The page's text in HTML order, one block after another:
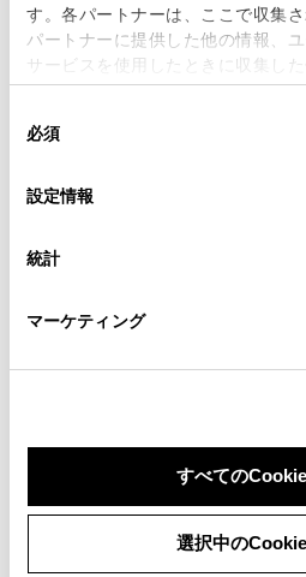
す。各パートナーは、ここで収集
パートナーに提供した他の情報、
サービスを使用したときに収集し
使用することがあります。当ウェ
デバイスにすべてのCookie(クッキ
意したことになります。Cookie(
設定の変更、同意を撤回したりす
「Cookie（クッキー）情報の取り
必須
設定情報
統計
マーケティング
すべての
選択中の
バリアフリー/フラットフロ
バリアフリー/多目的トイレ